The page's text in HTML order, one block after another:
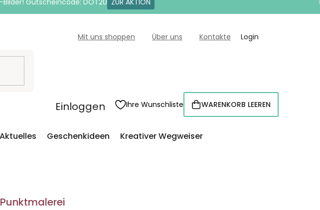
Gutscheincode: DOT20 ZUR AKTION
Mit uns shoppen Über uns Kontakte Login
Einloggen Ihre Wunschliste WARENKORB
WARENKORB LEEREN
Aktuelles Geschenkideen Kreativer Wegweiser
Punktmalerei